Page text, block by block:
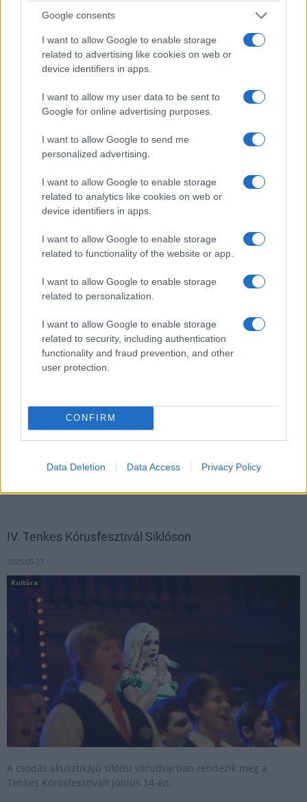
Google consents
I want to allow Google to enable storage
related to advertising like cookies on web or
device identifiers in apps.
I want to allow my user data to be sent to
Google for online advertising purposes.
I want to allow Google to send me
personalized advertising.
I want to allow Google to enable storage
related to analytics like cookies on web or
device identifiers in apps.
I want to allow Google to enable storage
related to functionality of the website or app.
I want to allow Google to enable storage
related to personalization.
I want to allow Google to enable storage
related to security, including authentication
functionality and fraud prevention, and other
user protection.
CONFIRM
Data Deletion Data Access Privacy Policy
Imádsz hangszeren játszani, de sose gondoltál rá, hogy profi
muzsikus szerepben.
Több mint 200 baranyai zenekedvelő felnőtt és
gyermek vehet részt ingyen Gustavo Santaolalla
pécsi koncertjén
2018.08.29
Több mint 200 baranyai zenekedvelő felnőtt és gyermek vehet
részt ingyen az Oscar-díjas Gustavo Santaolalla pécsi
koncertjén pénteken, a Kodály Központban - közölte a Baranya
IV. Tenkes Kórusfesztivál Siklóson
2025.05.27
Kultúra
A csodás akusztikájú siklósi várudvarban rendezik meg a
Tenkes Kórosfesztivált június 14-én.